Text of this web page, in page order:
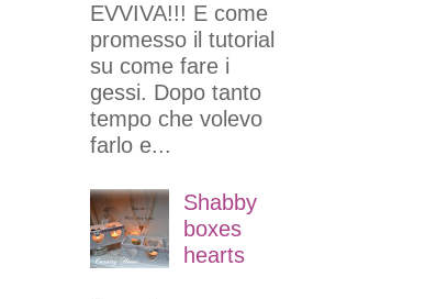
EVVIVA!!! E come
promesso il tutorial
su come fare i
gessi. Dopo tanto
tempo che volevo
farlo e...
Shabby
boxes
hearts